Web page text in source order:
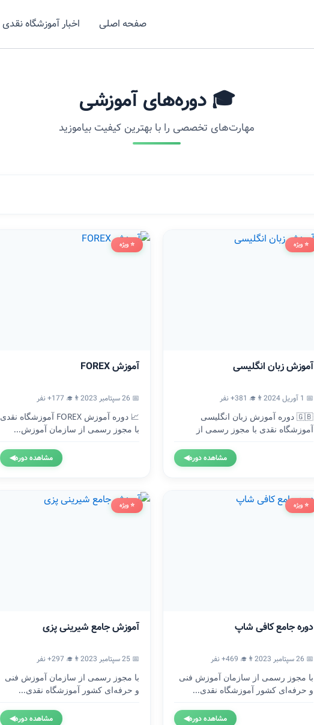
صفحه اصلی اخبار آموزشگاه نقدی
🎓 دوره‌های آموزشی
مهارت‌های تخصصی را با بهترین کیفیت بیاموزید
⭐ ویژه
آموزش زبان انگلیسی
📅 1 آوریل 2024
👨‍🎓 381+ نفر
🇬🇧 دوره آموزش زبان انگلیسی
آموزشگاه نقدی با مجوز رسمی از
مشاهده دوره◀
⭐ ویژه
آموزش FOREX
📅 26 سپتامبر 2023
👨‍🎓 177+ نفر
📈 دوره آموزش FOREX آموزشگاه نقدی
با مجوز رسمی از سازمان آموزش...
مشاهده دوره◀
⭐ ویژه
دوره جامع کافی شاپ
📅 26 سپتامبر 2023
👨‍🎓 469+ نفر
با مجوز رسمی از سازمان آموزش فنی
و حرفه‌ای کشور آموزشگاه نقدی...
مشاهده دوره◀
⭐ ویژه
آموزش جامع شیرینی پزی
📅 25 سپتامبر 2023
👨‍🎓 297+ نفر
با مجوز رسمی از سازمان آموزش فنی
و حرفه‌ای کشور آموزشگاه نقدی...
مشاهده دوره◀